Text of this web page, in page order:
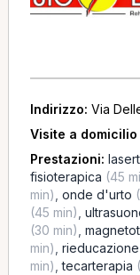
Indirizzo: Via
Visite a
Prestazioni:
fisioterapica (45
min) onde d'urto
(45 min)
(30 min)
min)
min) ,tecarterapia